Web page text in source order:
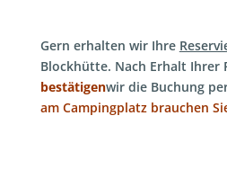
Gern erhalten wir Ihre
Blockhütte. Nach Erhalt Ihrer
bestätigenwir die Buchung
am Campingplatz brauchen